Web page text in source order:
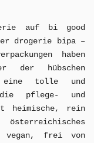
auf bi good
drogerie bipa –
haben
der hübschen
eine tolle und
die pflege- und
heimische, rein
österreichisches
vegan, frei von